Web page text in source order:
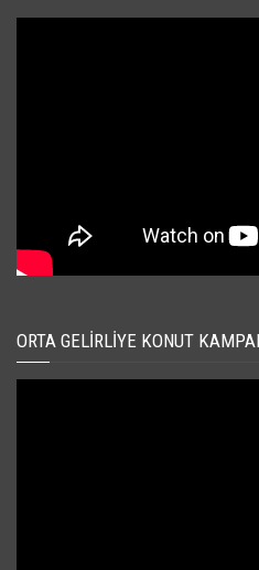
ORTA GELIRLIYE KONUT